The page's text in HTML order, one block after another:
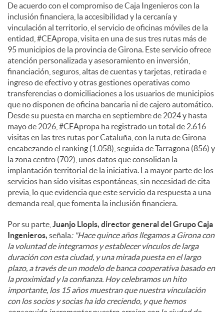
De acuerdo con el compromiso de Caja Ingenieros con la
inclusión financiera, la accesibilidad y la cercanía y
vinculación al territorio, el servicio de oficinas móviles de la
entidad, #CEApropa, visita en una de sus tres rutas más de
95 municipios de la provincia de Girona. Este servicio ofrece
atención personalizada y asesoramiento en inversión,
financiación, seguros, altas de cuentas y tarjetas, retirada e
ingreso de efectivo y otras gestiones operativas como
transferencias o domiciliaciones a los usuarios de municipios
que no disponen de oficina bancaria ni de cajero automático.
Desde su puesta en marcha en septiembre de 2024 y hasta
mayo de 2026, #CEApropa ha registrado un total de 2.616
visitas en las tres rutas por Cataluña, con la ruta de Girona
encabezando el ranking (1.058), seguida de Tarragona (856) y
la zona centro (702), unos datos que consolidan la
implantación territorial de la iniciativa. La mayor parte de los
servicios han sido visitas espontáneas, sin necesidad de cita
previa, lo que evidencia que este servicio da respuesta a una
demanda real, que fomenta la inclusión financiera.
Por su parte, Juanjo Llopis, director general del Grupo Caja
Ingenieros, señala: "Hace quince años llegamos a Girona con
la voluntad de integrarnos y establecer vínculos de larga
duración con esta ciudad, y una mirada puesta en el largo
plazo, a través de un modelo de banca cooperativa basado en
la proximidad y la confianza. Hoy celebramos un hito
importante, los 15 años muestran que nuestra vinculación
con los socios y socias ha ido creciendo, y que hemos